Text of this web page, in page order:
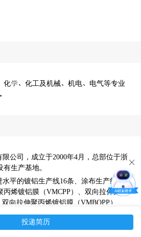
化工及机械机电电气等专业
公司，成立于2000年4月，总部位于浙
生产基地。
平的镀铝生产线16条、涂布生产线3
丙烯镀铝膜（VMCPP）、双向拉伸聚酯
向拉伸聚丙烯镀铝膜（VMBOPP）、
涂布膜，年产各类真空镀铝膜100000
具有内外贸发展的优势,在销往国内市
投递简历